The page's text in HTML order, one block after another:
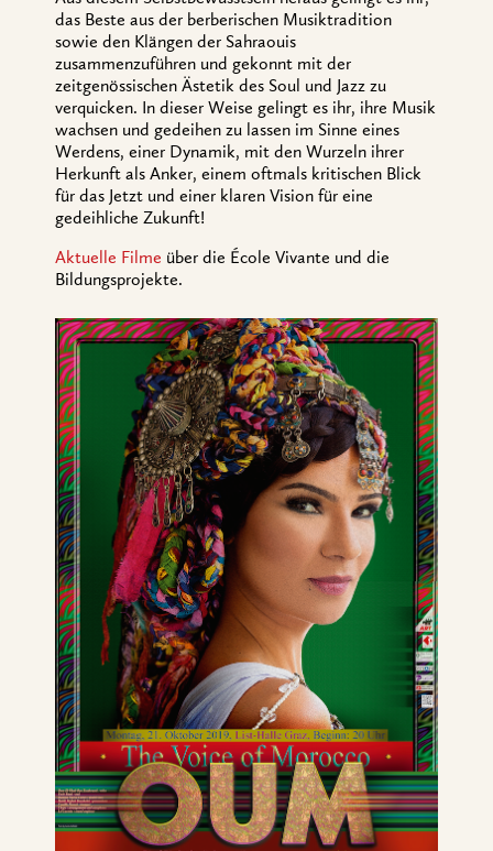
das Beste aus der berberischen Musiktradition
sowie den Klängen der Sahraouis
zusammenzuführen und gekonnt mit der
zeitgenössischen Ästetik des Soul und Jazz zu
verquicken. In dieser Weise gelingt es ihr, ihre Musik
wachsen und gedeihen zu lassen im Sinne eines
Werdens, einer Dynamik, mit den Wurzeln ihrer
Herkunft als Anker, einem oftmals kritischen Blick
für das Jetzt und einer klaren Vision für eine
gedeihliche Zukunft!
Aktuelle Filme über die École Vivante und die
Bildungsprojekte.